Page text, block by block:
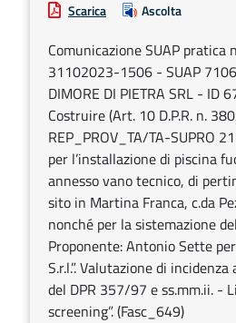
Scarica Ascolta
Comunicazione SUAP
31102023-1506 - SUAP
DIMORE DI PIETRA SRL - ID
Costruire (Art. 10 D.P.R. n.
REP_PROV_TA/TA-SUPRO
per l’installazione di piscina
annesso vano tecnico, di
sito in Martina Franca, c.da
nonché per la sistemazione
Proponente: Antonio Sette
S.r.l.”. Valutazione di
del DPR 357/97 e ss.mm.ii. -
screening”. (Fasc_649)